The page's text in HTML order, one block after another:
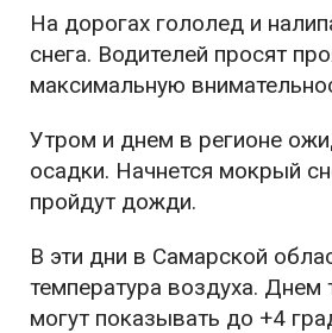
На дорогах гололед и
снега. Водителей просят
максимальную
Утром и днем в регионе
осадки. Начнется мокрый
пройдут дожди.
В эти дни в Самарской
температура воздуха.
могут показывать до +4